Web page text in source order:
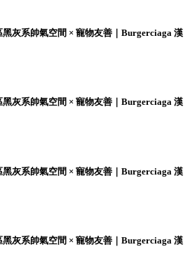
黑灰系帥氣空間 × 寵物友善｜Burgerciaga 漢
黑灰系帥氣空間 × 寵物友善｜Burgerciaga 漢
黑灰系帥氣空間 × 寵物友善｜Burgerciaga 漢
黑灰系帥氣空間 × 寵物友善｜Burgerciaga 漢